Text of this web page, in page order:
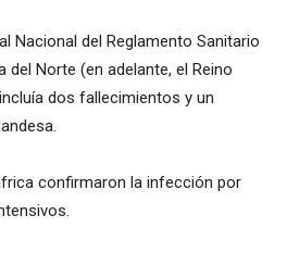
Nacional del Reglamento Sanitario
del Norte (en adelante, el Reino
dos fallecimientos y un
confirmaron la infección por